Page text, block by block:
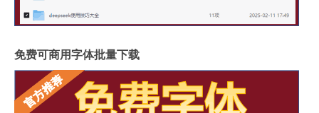
免费可商用字体批量下载